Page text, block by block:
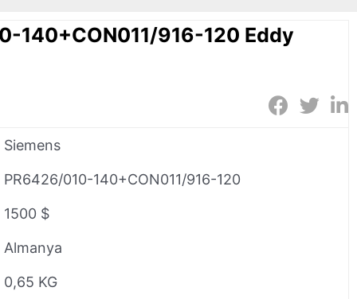
140+CON011/916-120 Eddy
Siemens
PR6426/010-140+CON011/916-120
1500 $
Almanya
0,65 KG